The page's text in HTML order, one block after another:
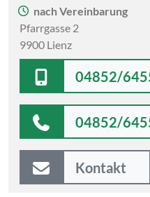
nach Vereinbarung
Pfarrgasse 2
9900 Lienz
04852/
04852/
Kontakt